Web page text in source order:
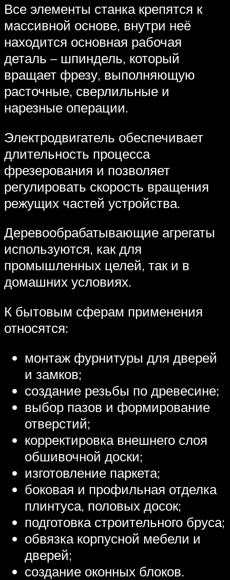
Все элементы станка крепятся к
массивной основе, внутри неё
находится основная рабочая
деталь – шпиндель, который
вращает фрезу, выполняющую
расточные, сверлильные и
нарезные операции.
Электродвигатель обеспечивает
длительность процесса
фрезерования и позволяет
регулировать скорость вращения
режущих частей устройства.
Деревообрабатывающие агрегаты
используются, как для
промышленных целей, так и в
домашних условиях.
К бытовым сферам применения
относятся:
монтаж фурнитуры для дверей
и замков;
создание резьбы по древесине;
выбор пазов и формирование
отверстий;
корректировка внешнего слоя
обшивочной доски;
изготовление паркета;
боковая и профильная отделка
плинтуса, половых досок;
подготовка строительного бруса;
обвязка корпусной мебели и
дверей;
создание оконных блоков.